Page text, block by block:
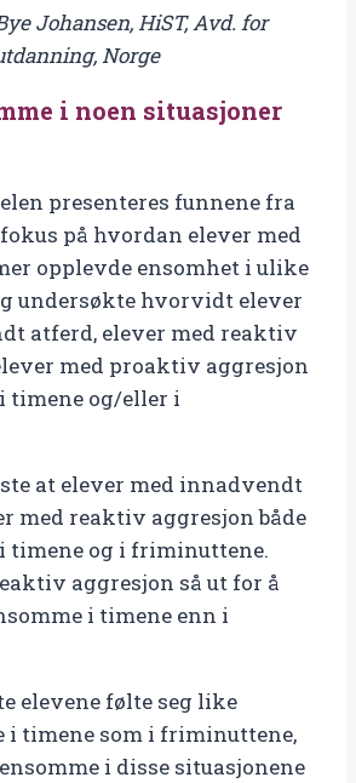
Johansen, HiST, Avd. for
Norge
i noen situasjoner
presenteres funnene fra
på hvordan elever med
opplevde ensomhet i ulike
undersøkte hvorvidt elever
atferd, elever med reaktiv
med proaktiv aggresjon
timene og/eller i
at elever med innadvendt
med reaktiv aggresjon både
timene og i friminuttene.
aggresjon så ut for å
i timene enn i
elevene følte seg like
i timene som i friminuttene,
i disse situasjonene